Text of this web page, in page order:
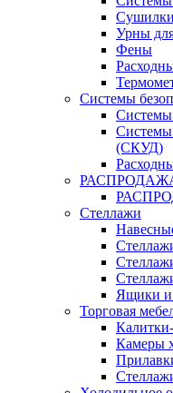
Урны
Фены
Системы
Системы
(СКУД)
Стеллажи
Ящики и
Торговая
Камеры